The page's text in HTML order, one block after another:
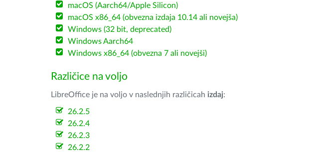
macOS (Aarch64/Apple Silicon)
macOS x86_64 (obvezna izdaja 10.14 ali novejša)
Windows (32 bit, deprecated)
Windows Aarch64
Windows x86_64 (obvezna 7 ali novejši)
Različice na voljo
LibreOffice je na voljo v naslednjih različicah izdaj:
26.2.5
26.2.4
26.2.3
26.2.2